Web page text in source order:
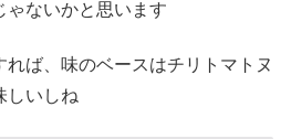
ゃないかと思います
ば、味のベースはチリトマトヌ
しいしね